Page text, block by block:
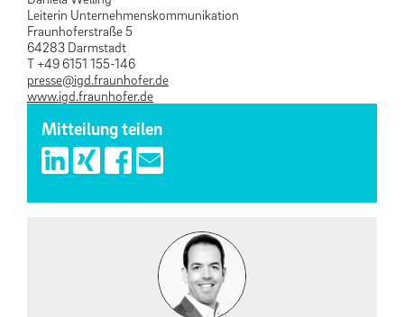
Leiterin Unternehmenskommunikation
Fraunhoferstraße 5
64283 Darmstadt
T +49 6151 155-146
presse@igd.fraunhofer.de
www.igd.fraunhofer.de
Mitteilung teilen